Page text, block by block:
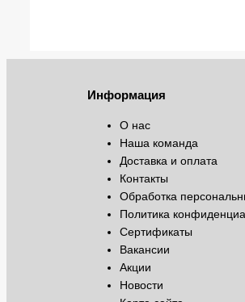
Информация
О нас
Наша команда
Доставка и оплата
Контакты
Обработка
Политика
Сертификаты
Вакансии
Акции
Новости